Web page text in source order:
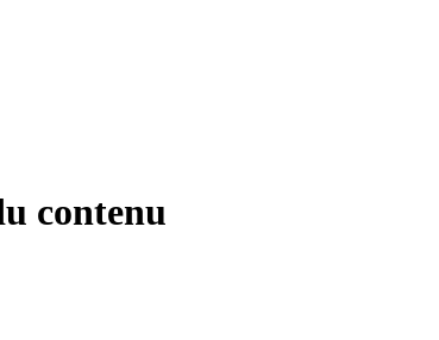
contenu